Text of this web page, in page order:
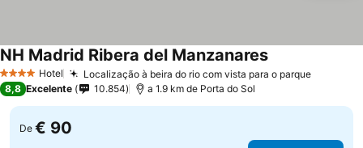
4 EstrelasHotel Localização à beira do rio com vista para o parque
NH Madrid Ribera del Manzanares
8,8 Excelente 10.854 a 1.9 km de Porta do Sol
De € 90